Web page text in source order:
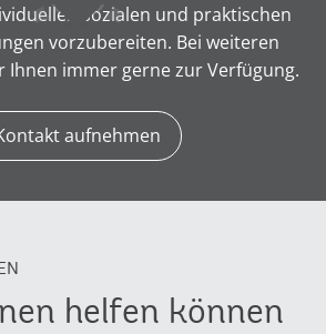
sozialen und praktischen
vorzubereiten. Bei weiteren
Ihnen immer gerne zur Verfügung.
aufnehmen
helfen können